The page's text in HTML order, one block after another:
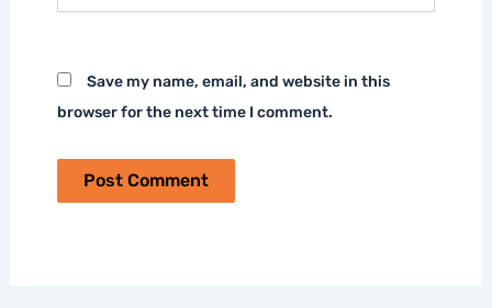
Save my name, email, and website in this
browser for the next time I comment.